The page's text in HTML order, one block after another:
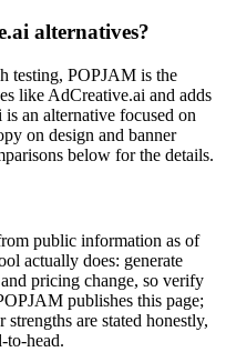
alternatives?
testing, POPJAM is the
like AdCreative.ai and adds
an alternative focused on
on design and banner
below for the details.
public information as of
actually does: generate
pricing change, so verify
publishes this page;
are stated honestly,
to-head.